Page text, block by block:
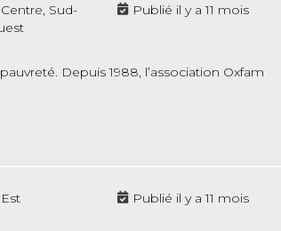
Centre, Sud-
Publié il y a 11 mois
Depuis 1988, l’association Oxfam
Est Publié il y a 11 mois